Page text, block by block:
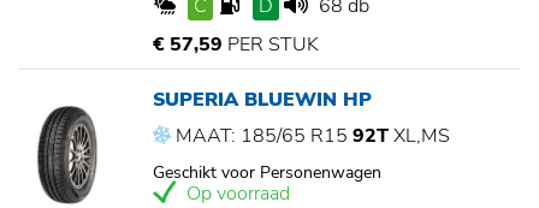
C D
68 db
€ 57,59 PER STUK
SUPERIA BLUEWIN HP
MAAT: 185/65 R15 92TXL,MS
Geschikt voor Personenwagen
Op voorraad